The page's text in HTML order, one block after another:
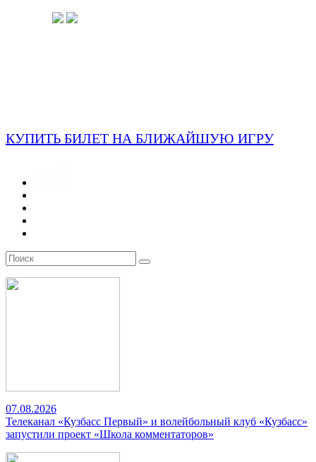
КУПИТЬ БИЛЕТ НА БЛИЖАЙШУЮ ИГРУ
07.08.2026
Телеканал «Кузбасс Первый» и волейбольный клуб «Кузбасс»
запустили проект «Школа комментаторов»